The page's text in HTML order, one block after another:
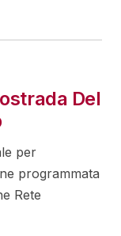
Del
per
programmata
Rete